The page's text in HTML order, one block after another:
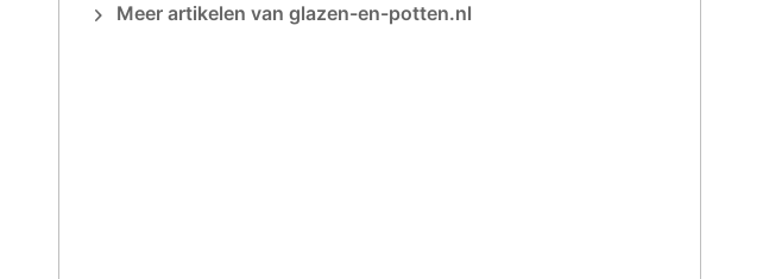
Meer artikelen van glazen-en-potten.nl